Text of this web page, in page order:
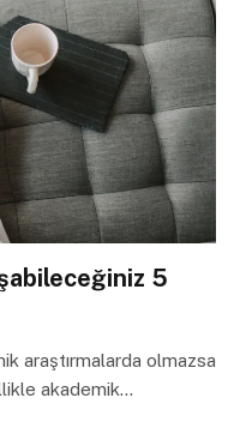
5
araştırmalarda olmazsa
akademik…